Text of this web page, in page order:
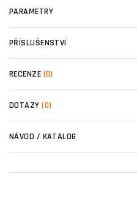
PARAMETRY
PŘÍSLUŠENSTVÍ
RECENZE (0)
DOTAZY(0)
NÁVOD / KATALOG